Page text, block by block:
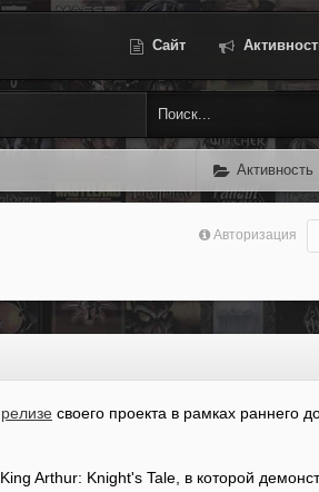
Сайт
Активность
Авторизация
релизе своего проекта в рамках раннего
Arthur: Knight's Tale, в которой